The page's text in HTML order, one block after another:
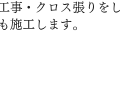
事・クロス張りを
施工します。